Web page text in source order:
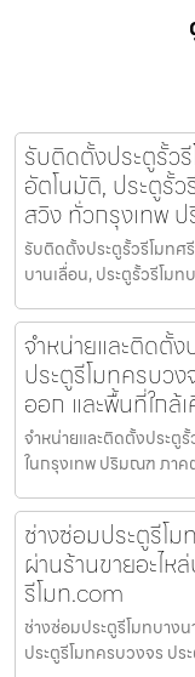
รับติดตั้งประตูรั้ว
อัตโนมัติ, ประตูรั้ว
สวิง ทั่วกรุงเทพ
รับติดตั้งประตูรั้วรีโมทศ
บานเลื่อน, ประตูรั้วรีโมท
จำหน่ายและติดตั้
ประตูรีโมทครบว
ออก และพื้นที่ใกล้
จำหน่ายและติดตั้งประตู
ในกรุงเทพ ปริมณฑ ภา
ช่างซ่อมประตูรีโม
ผ่านร้านขายอะไห
รีโมท.com
ช่างซ่อมประตูรีโมทบางน
ประตูรีโมทครบวงจร ป